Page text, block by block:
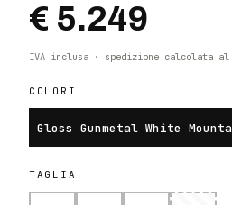
€ 5.249
IVA inclusa · spedizione calcolata al
COLORI
Gloss Gunmetal White
TAGLIA